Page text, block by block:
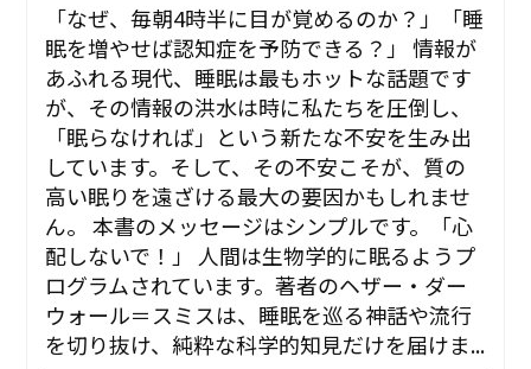
「なぜ、毎朝4時半に目が覚めるのか？」「睡
眠を増やせば認知症を予防できる？」 情報が
あふれる現代、睡眠は最もホットな話題です
が、その情報の洪水は時に私たちを圧倒し、
「眠らなければ」という新たな不安を生み出
しています。そして、その不安こそが、質の
高い眠りを遠ざける最大の要因かもしれませ
ん。 本書のメッセージはシンプルです。「心
配しないで！」 人間は生物学的に眠るようプ
ログラムされています。著者のヘザー・ダー
ウォール＝スミスは、睡眠を巡る神話や流行
を切り抜け、純粋な科学的知見だけを届けま...